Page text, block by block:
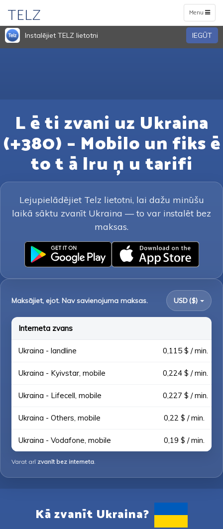
Toggle
navigation
Menu
TELZ
Instalējiet TELZ lietotni IEGŪT
L ē ti zvani uz Ukraina
(+380) – Mobilo un fiks ē
to t ā lru ņ u tarifi
Lejupielādējiet Telz lietotni, lai dažu minūšu
laikā sāktu zvanīt Ukraina — to var instalēt bez
maksas.
Maksājiet, ejot. Nav savienojuma maksas. USD ($)
Interneta zvans
Ukraina - landline 0,115 $ / min.
Ukraina - Kyivstar, mobile 0,224 $ / min.
Ukraina - Lifecell, mobile 0,227 $ / min.
Ukraina - Others, mobile 0,22 $ / min.
Ukraina - Vodafone, mobile 0,19 $ / min.
Varat arī zvanīt bez interneta.
Kā zvanīt Ukraina?